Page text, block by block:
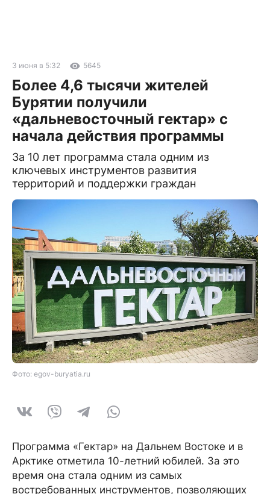
3 июня в 5:32 5645
Более 4,6 тысячи жителей
Бурятии получили
«дальневосточный гектар» с
начала действия программы
За 10 лет программа стала одним из
ключевых инструментов развития
территорий и поддержки граждан
Фото: egov-buryatia.ru
Программа «Гектар» на Дальнем Востоке и в
Арктике отметила 10-летний юбилей. За это
время она стала одним из самых
востребованных инструментов, позволяющих